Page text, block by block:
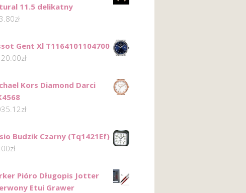
11.5 delikatny
zł
Gent Xl T1164101104700
zł
Kors Diamond Darci
zł
Budzik Czarny (Tq1421Ef)
zł
Pióro Długopis Jotter
Etui Grawer